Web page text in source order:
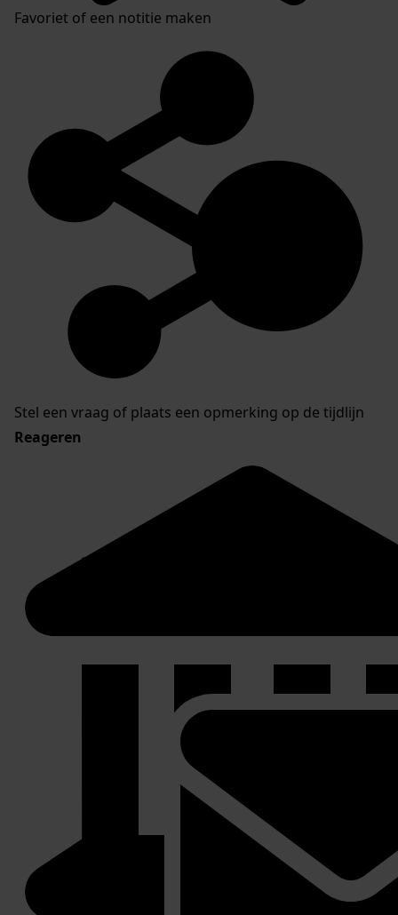
Favoriet of een notitie maken
Stel een vraag of plaats een opmerking op de tijdlijn
Reageren